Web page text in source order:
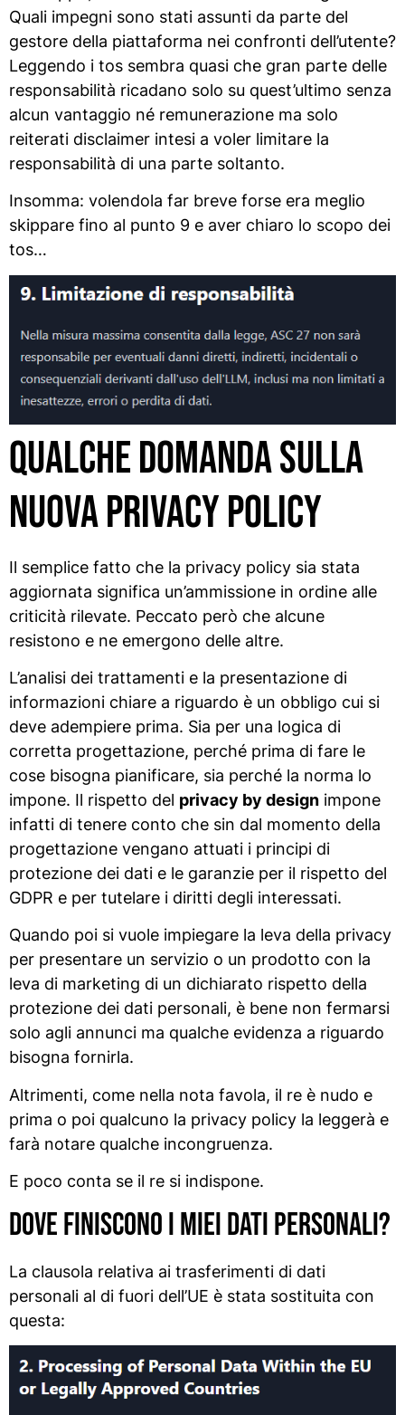
Quali impegni sono stati assunti da parte del
gestore della piattaforma nei confronti dell’utente?
Leggendo i tos sembra quasi che gran parte delle
responsabilità ricadano solo su quest’ultimo senza
alcun vantaggio né remunerazione ma solo
reiterati disclaimer intesi a voler limitare la
responsabilità di una parte soltanto.
Insomma: volendola far breve forse era meglio
skippare fino al punto 9 e aver chiaro lo scopo dei
tos…
Qualche domanda sulla
nuova privacy policy
Il semplice fatto che la privacy policy sia stata
aggiornata significa un’ammissione in ordine alle
criticità rilevate. Peccato però che alcune
resistono e ne emergono delle altre.
L’analisi dei trattamenti e la presentazione di
informazioni chiare a riguardo è un obbligo cui si
deve adempiere prima. Sia per una logica di
corretta progettazione, perché prima di fare le
cose bisogna pianificare, sia perché la norma lo
impone. Il rispetto del privacy by design impone
infatti di tenere conto che sin dal momento della
progettazione vengano attuati i principi di
protezione dei dati e le garanzie per il rispetto del
GDPR e per tutelare i diritti degli interessati.
Quando poi si vuole impiegare la leva della privacy
per presentare un servizio o un prodotto con la
leva di marketing di un dichiarato rispetto della
protezione dei dati personali, è bene non fermarsi
solo agli annunci ma qualche evidenza a riguardo
bisogna fornirla.
Altrimenti, come nella nota favola, il re è nudo e
prima o poi qualcuno la privacy policy la leggerà e
farà notare qualche incongruenza.
E poco conta se il re si indispone.
Dove finiscono i miei dati personali?
La clausola relativa ai trasferimenti di dati
personali al di fuori dell’UE è stata sostituita con
questa: